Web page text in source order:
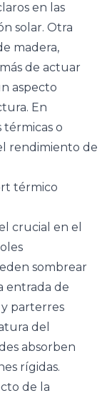
en las
solar. Otra
madera,
de actuar
aspecto
En
térmicas o
rendimiento de
térmico
crucial en el
sombrear
entrada de
y parterres
del
absorben
rígidas.